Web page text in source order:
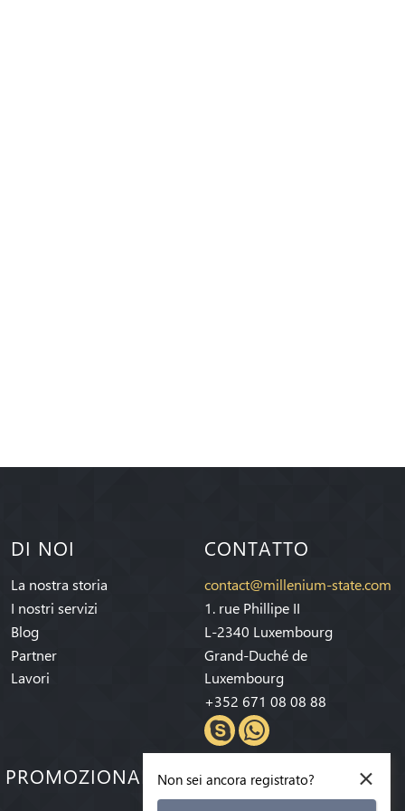
DI NOI
La nostra storia
I nostri servizi
Blog
Partner
Lavori
CONTATTO
contact@millenium-state.com
1. rue Phillipe II
L-2340 Luxembourg
Grand-Duché de
Luxembourg
+352 671 08 08 88
PROMOZIONALI! ×
Non sei ancora registrato?